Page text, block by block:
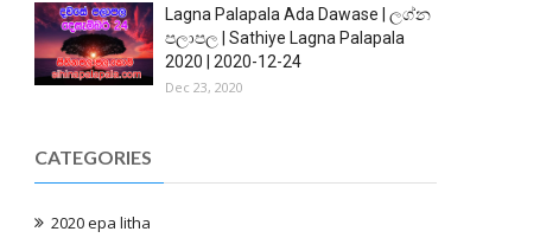
Lagna Palapala Ada Dawase | ලග්න
පලාපල | Sathiye Lagna Palapala
2020 | 2020-12-24
Dec 23, 2020
CATEGORIES
2020 epa litha